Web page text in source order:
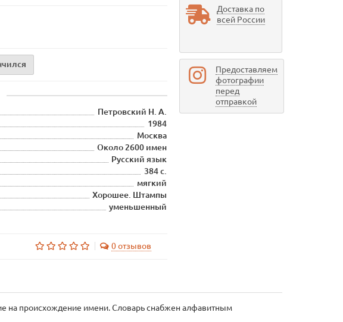
Петровский Н. А.
1984
Москва
Около 2600 имен
Русский язык
384 с.
мягкий
Хорошее. Штампы
уменьшенный
0 отзывов
Доставка по
всей России
Предоставляем
фотографии
перед
отправкой
на происхождение имени. Словарь снабжен алфавитным